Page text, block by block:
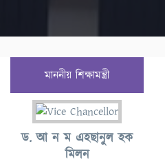
মাননীয় শিক্ষামন্ত্রী
ড. আ ন ম এহছানুল হক
মিলন